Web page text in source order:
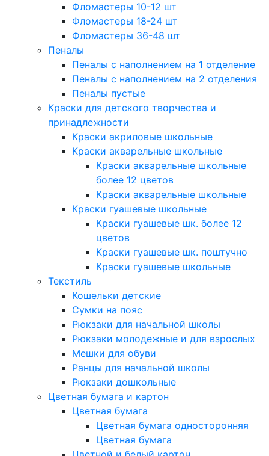
Фломастеры 10-12 шт
Фломастеры 18-24 шт
Фломастеры 36-48 шт
Пеналы
Пеналы с наполнением на 1 отделение
Пеналы с наполнением на 2 отделения
Пеналы пустые
Краски для детского творчества и
принадлежности
Краски акриловые школьные
Краски акварельные школьные
Краски акварельные школьные
более 12 цветов
Краски акварельные школьные
Краски гуашевые школьные
Краски гуашевые шк. более 12
цветов
Краски гуашевые шк. поштучно
Краски гуашевые школьные
Текстиль
Кошельки детские
Сумки на пояс
Рюкзаки для начальной школы
Рюкзаки молодежные и для взрослых
Мешки для обуви
Ранцы для начальной школы
Рюкзаки дошкольные
Цветная бумага и картон
Цветная бумага
Цветная бумага односторонняя
Цветная бумага